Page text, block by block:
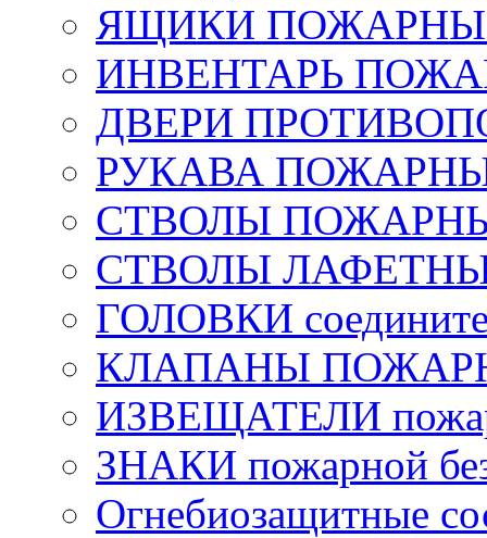
ЯЩИКИ ПОЖАРНЫЕ
ИНВЕНТАРЬ
ДВЕРИ
РУКАВА
СТВОЛЫ
СТВОЛЫ
ГОЛОВКИ
КЛАПАНЫ
ИЗВЕЩАТЕЛИ
ЗНАКИ пожарной
Огнебиозащитные